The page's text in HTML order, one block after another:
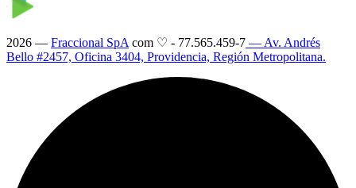
2026 — Fraccional SpA com ♡ - 77.565.459-7 — Av. Andrés
Bello #2457, Oficina 3404, Providencia, Región Metropolitana.